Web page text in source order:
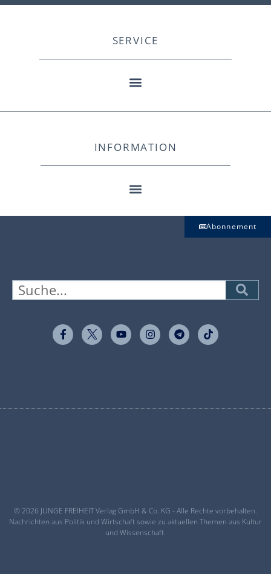
SERVICE
INFORMATION
Abonnement
© 2026 JUNGE FREIHEIT Verlag GmbH & Co. KG - Alle Rechte vorbehalten.
Nachrichten aus Politik und Wirtschaft sowie zu aktuellen Themen aus Kultur
und Wissenschaft.